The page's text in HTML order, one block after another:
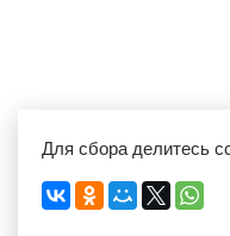
Для сбора делитесь